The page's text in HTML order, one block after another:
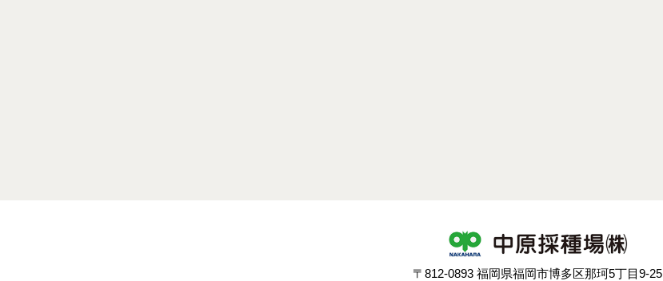
〒812-0893 福岡県福岡市博多区那珂5丁目9-25